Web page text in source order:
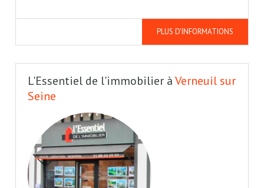
PLUS D'INFORMATIONS
L'Essentiel de l'immobilier àVerneuil sur
Seine